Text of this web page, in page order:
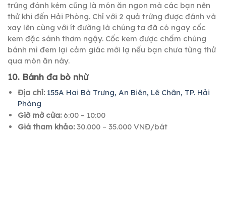
trứng đánh kém cũng là món ăn ngon mà các bạn nên
thử khi đến Hải Phòng. Chỉ với 2 quả trứng được đánh và
xay lên cùng với ít đường là chúng ta đã có ngay cốc
kem đặc sánh thơm ngậy. Cốc kem được chấm chùng
bánh mì đem lại cảm giác mới lạ nếu bạn chưa từng thử
qua món ăn này.
10. Bánh đa bò nhừ
Địa chỉ: 155A Hai Bà Trưng, An Biên, Lê Chân, TP. Hải
Phòng
Giờ mở cửa: 6:00 – 10:00
Giá tham khảo: 30.000 – 35.000 VNĐ/bát